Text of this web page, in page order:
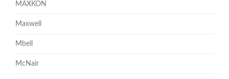
MAXKON
Maxwell
Mbell
McNair